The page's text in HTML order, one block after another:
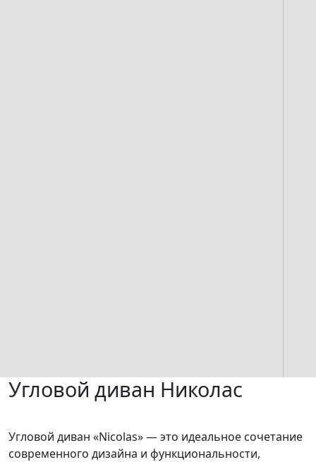
Угловой диван Николас
Угловой диван «Nicolas» — это идеальное сочетание
современного дизайна и функциональности,